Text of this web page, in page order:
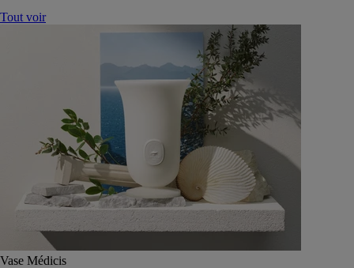
Tout voir
Vase Médicis